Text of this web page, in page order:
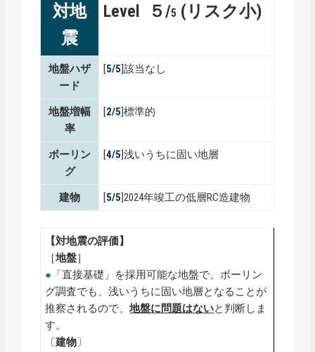
対地
震
Level ５/5 (リスク小)
地盤ハザ
ード
[5/5]該当なし
地盤増幅
率
[2/5]標準的
ボーリン
グ
[4/5]浅いうちに固い地層
建物 [5/5]2024年竣工の低層RC造建物
【対地震の評価】
［地盤］
● 「直接基礎」を採用可能な地盤で、ボーリン
グ調査でも、浅いうちに固い地層となることが
推察されるので、地盤に問題はないと判断しま
す。
〔建物〕